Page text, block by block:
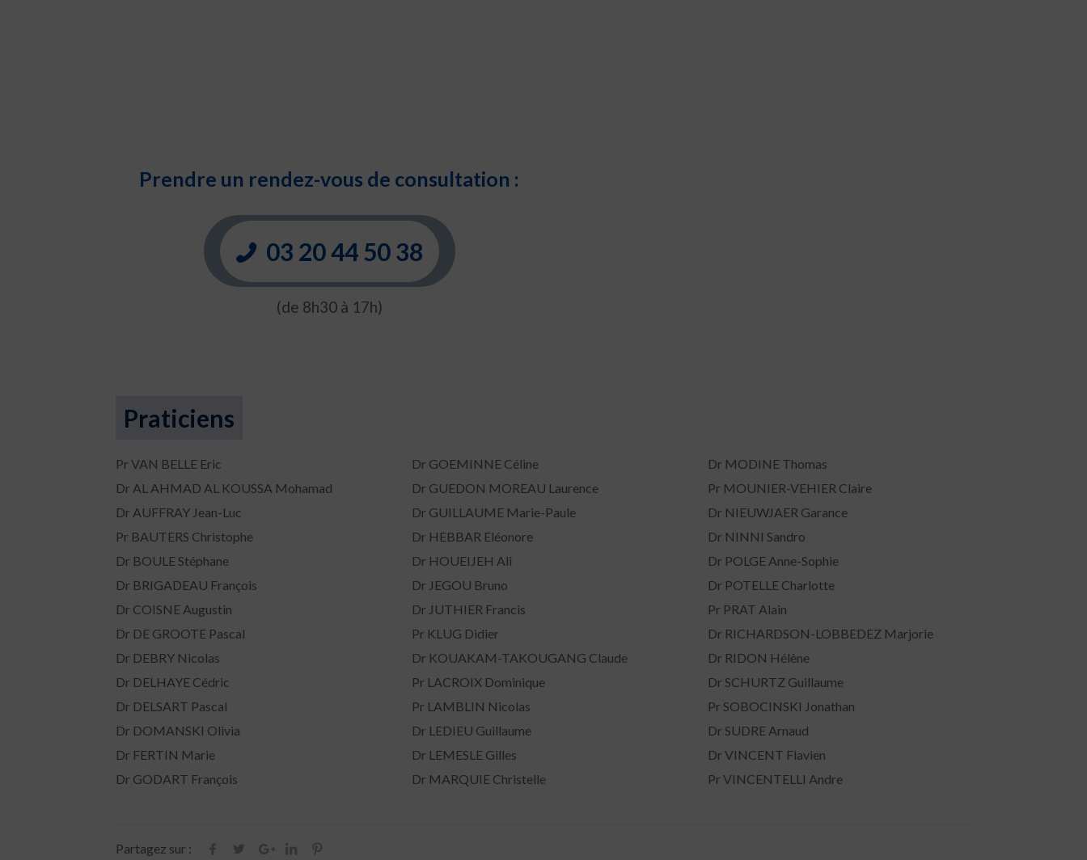
Prendre un rendez-vous de consultation :
03 20 44 50 38
(de 8h30 à 17h)
Praticiens
Pr VAN BELLE Eric
Dr AL AHMAD AL KOUSSA Mohamad
Dr AUFFRAY Jean-Luc
Pr BAUTERS Christophe
Dr BOULE Stéphane
Dr BRIGADEAU François
Dr COISNE Augustin
Dr DE GROOTE Pascal
Dr DEBRY Nicolas
Dr DELHAYE Cédric
Dr DELSART Pascal
Dr DOMANSKI Olivia
Dr FERTIN Marie
Dr GODART François
Dr GOEMINNE Céline
Dr GUEDON MOREAU Laurence
Dr GUILLAUME Marie-Paule
Dr HEBBAR Eléonore
Dr HOUEIJEH Ali
Dr JEGOU Bruno
Dr JUTHIER Francis
Pr KLUG Didier
Dr KOUAKAM-TAKOUGANG Claude
Pr LACROIX Dominique
Pr LAMBLIN Nicolas
Dr LEDIEU Guillaume
Dr LEMESLE Gilles
Dr MARQUIE Christelle
Dr MODINE Thomas
Pr MOUNIER-VEHIER Claire
Dr NIEUWJAER Garance
Dr NINNI Sandro
Dr POLGE Anne-Sophie
Dr POTELLE Charlotte
Pr PRAT Alain
Dr RICHARDSON-LOBBEDEZ Marjorie
Dr RIDON Hélène
Dr SCHURTZ Guillaume
Pr SOBOCINSKI Jonathan
Dr SUDRE Arnaud
Dr VINCENT Flavien
Pr VINCENTELLI Andre
Partagez sur :